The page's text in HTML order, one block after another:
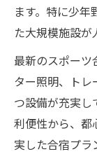
ます。特に少
た大規模施設が
最新のスポーツ
ター照明、ト
つ設備が充実し
利便性から、都
実した合宿プラ